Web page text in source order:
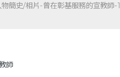
簡史/相片-曾在彰基服務的宣教師-1
師